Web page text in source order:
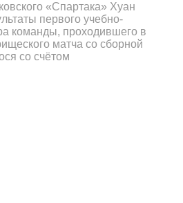
«Спартака» Хуан
первого учебно-
команды, проходившего в
матча со сборной
со счётом